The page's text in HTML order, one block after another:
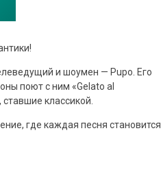
и шоумен — Pupo. Его
поют с ним «Gelato al
классикой.
где каждая песня становится